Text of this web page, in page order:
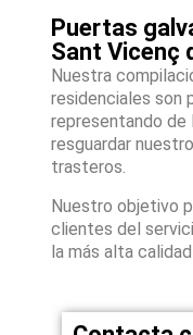
Puertas
Sant Vicenç
Nuestra
residenciales son
representando de
resguardar
trasteros.
Nuestro objetivo
clientes del
la más alta